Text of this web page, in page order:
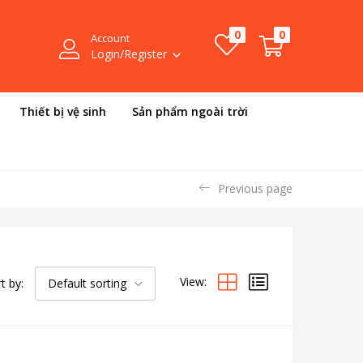
Account
Login/Register
0 0
Thiết bị vệ sinh Sản phẩm ngoài trời
Previous page
by: Default sorting View: